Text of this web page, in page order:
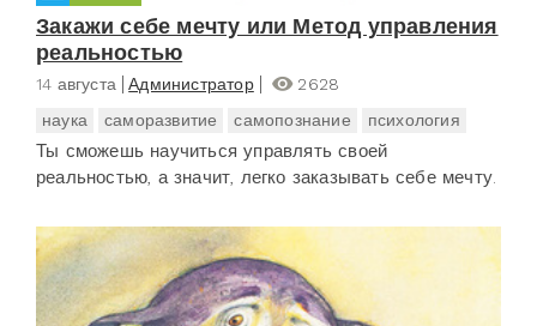
Закажи себе мечту или Метод управления
реальностью
14 августа Администратор
2628
наука
саморазвитие самопознание психология
Ты сможешь научиться управлять своей
реальностью, а значит, легко заказывать себе мечту.